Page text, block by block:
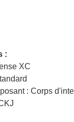
:
XC
: Corps